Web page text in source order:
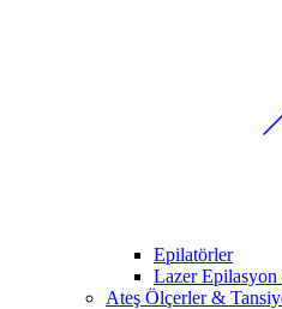
Epilatörler
Lazer
Ateş Ölçerler &